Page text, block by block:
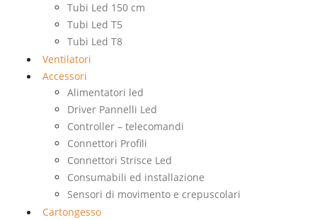
Tubi Led 150 cm
Tubi Led T5
Tubi Led T8
Ventilatori
Accessori
Alimentatori led
Driver Pannelli Led
Controller – telecomandi
Connettori Profili
Connettori Strisce Led
Consumabili ed installazione
Sensori di movimento e crepuscolari
Cartongesso